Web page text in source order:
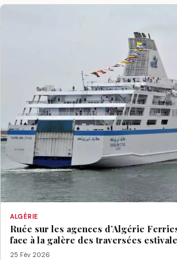
ALGÉRIE
Ruée sur les agences d’Algérie
face à la galère des traversées
25 Fév 2026